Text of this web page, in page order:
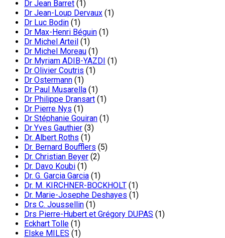
Dr Jean Barret (1)
Dr Jean-Loup Dervaux (1)
Dr Luc Bodin (1)
Dr Max-Henri Béguin (1)
Dr Michel Arteil (1)
Dr Michel Moreau (1)
Dr Myriam ADIB-YAZDI (1)
Dr Olivier Coutris (1)
Dr Ostermann (1)
Dr Paul Musarella (1)
Dr Philippe Dransart (1)
Dr Pierre Nys (1)
Dr Stéphanie Gouiran (1)
Dr Yves Gauthier (3)
Dr. Albert Roths (1)
Dr. Bernard Boufflers (5)
Dr. Christian Beyer (2)
Dr. Davo Koubi (1)
Dr. G. Garcia Garcia (1)
Dr. M. KIRCHNER-BOCKHOLT (1)
Dr. Marie-Josephe Deshayes (1)
Drs C. Joussellin (1)
Drs Pierre-Hubert et Grégory DUPAS (1)
Eckhart Tolle (1)
Elske MILES (1)